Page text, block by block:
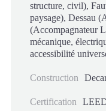
structure, civil),
paysage), Dessau
(Accompagnateur
mécanique,
accessibilité
Construction
Certification